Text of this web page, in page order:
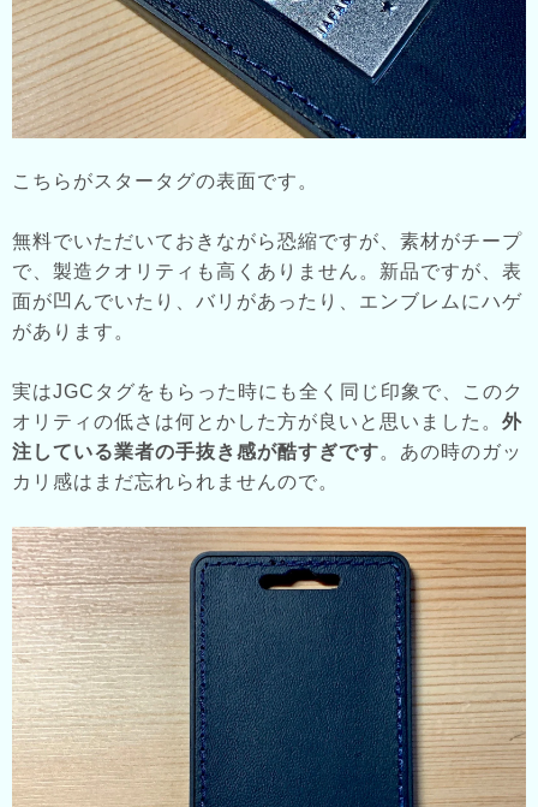
こちらがスタータグの表面です。
無料でいただいておきながら恐縮ですが、素材がチープ
で、製造クオリティも高くありません。新品ですが、表
面が凹んでいたり、バリがあったり、エンブレムにハゲ
があります。
実はJGCタグをもらった時にも全く同じ印象で、このク
オリティの低さは何とかした方が良いと思いました。 外
注している業者の手抜き感が酷すぎです。あの時のガッ
カリ感はまだ忘れられませんので。